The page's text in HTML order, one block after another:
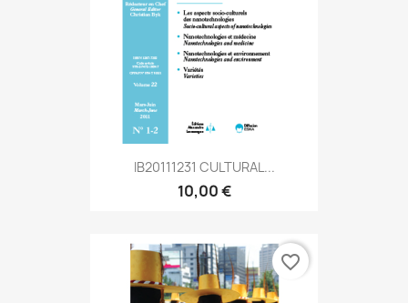
IB20111231 CULTURAL...
10,00 €
favorite_border